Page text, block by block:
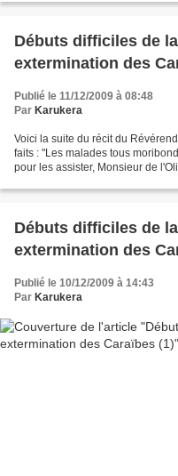
Débuts difficiles de
extermination des
Publié le 11/12/2009 à 08:48
Par Karukera
Voici la suite du récit du
faits : "Les malades tous
pour les assister, Monsieur de
Débuts difficiles de
extermination des
Publié le 10/12/2009 à 14:43
Par Karukera